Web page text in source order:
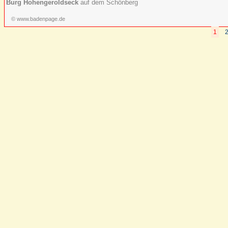
Burg Hohengeroldseck auf dem Schönberg
© www.badenpage.de
1 2